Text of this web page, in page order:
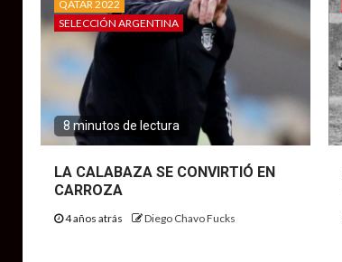
QATAR 2022
SELECCIÓN ARGENTINA
8 minutos de lectura
LA CALABAZA SE CONVIRTIÓ EN
CARROZA
4 años atrás Diego Chavo Fucks